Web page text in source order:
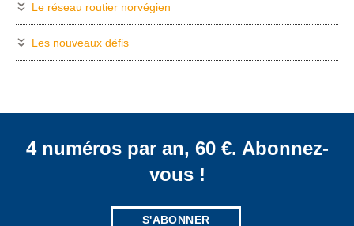
Le réseau routier norvégien
Les nouveaux défis
4 numéros par an, 60 €. Abonnez-
vous !
S'ABONNER